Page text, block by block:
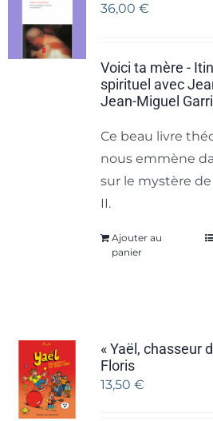
36,00 €
Voici ta mère -
spirituel avec
Jean-Miguel
Ce beau livre
nous emmène
sur le mystère
II.
Ajouter au
panier
« Yaël, chasseur
Floris
13,50 €